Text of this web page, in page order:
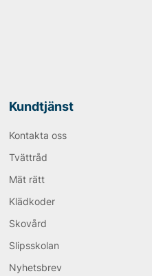
Kundtjänst
Kontakta oss
Tvättråd
Mät rätt
Klädkoder
Skovård
Slipsskolan
Nyhetsbrev